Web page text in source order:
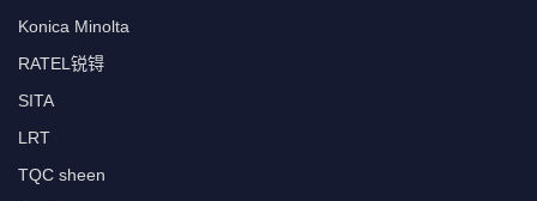
Konica Minolta
RATEL锐锝
SITA
LRT
TQC sheen